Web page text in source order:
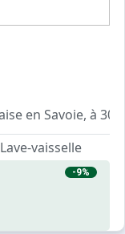
en Savoie, à
se compose de 33
Lave-vaisselle
-9%